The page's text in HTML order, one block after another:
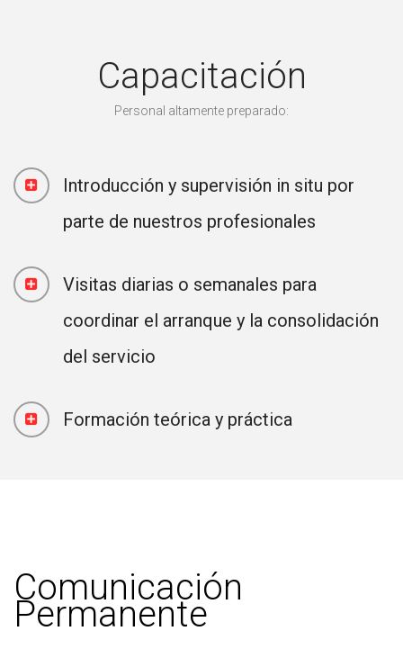
Capacitación
Personal altamente preparado:
Introducción y supervisión in situ por
parte de nuestros profesionales
Visitas diarias o semanales para
coordinar el arranque y la consolidación
del servicio
Formación teórica y práctica
Comunicación
Permanente